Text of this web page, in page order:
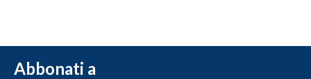
Abbonati a